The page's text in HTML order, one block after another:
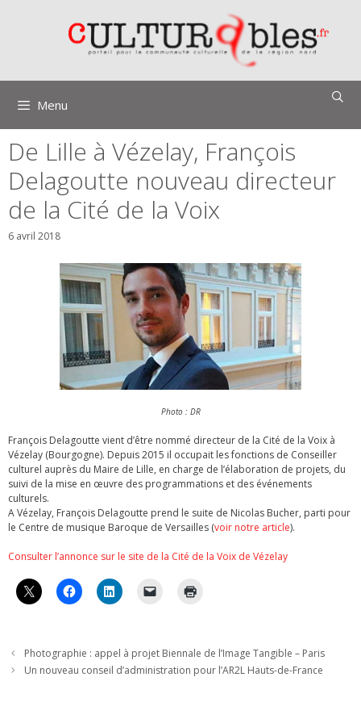
Menu
De Lille à Vézelay, François
Delagoutte nouveau directeur
de la Cité de la Voix
6 avril 2018
Photo : DR
François Delagoutte vient d’être nommé directeur de la Cité de la Voix à
Vézelay (Bourgogne). Depuis 2015 il occupait les fonctions de Conseiller
culturel auprès du Maire de Lille, en charge de l’élaboration de projets, du
suivi de la mise en œuvre des programmations et des événements
culturels.
A Vézelay, François Delagoutte prend le suite de Nicolas Bucher, parti pour
le Centre de musique Baroque de Versailles (voir notre article).
Consulter l’annonce sur le site de la Cité de la Voix de Vézelay
Photographie : appel à projet Biennale de l’Image Tangible – Paris
Un nouveau conseil d’administration pour l’AR2L Hauts-de-France